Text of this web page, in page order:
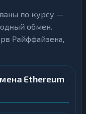
по курсу —
обмен.
Райффайзена,
Ethereum